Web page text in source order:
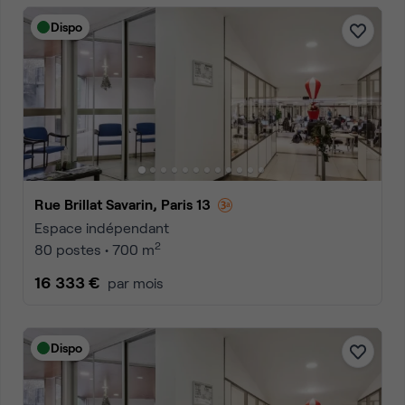
Dispo
Rue Brillat Savarin, Paris 13
Espace indépendant
80 postes • 700 m2
16 333 € par mois
Dispo